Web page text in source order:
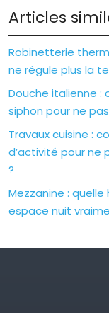
Articles
Robinetterie
ne régule plus la
Douche italienne :
siphon pour ne
Travaux cuisine :
d’activité pour ne
?
Mezzanine :
espace nuit